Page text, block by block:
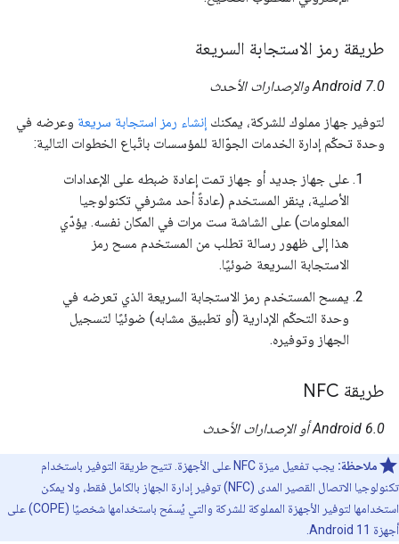
طريقة رمز الاستجابة السريعة
Android 7.0 والإصدارات الأحدث
لتوفير جهاز مملوك للشركة، يمكنك إنشاء رمز استجابة سريعة وعرضه في
وحدة تحكّم إدارة الخدمات الجوّالة للمؤسسات باتّباع الخطوات التالية:
على جهاز جديد أو جهاز تمت إعادة ضبطه على الإعدادات
الأصلية، ينقر المستخدم (عادةً أحد مشرفي تكنولوجيا
المعلومات) على الشاشة ست مرات في المكان نفسه. يؤدّي
هذا إلى ظهور رسالة تطلب من المستخدم مسح رمز
الاستجابة السريعة ضوئيًا.
يمسح المستخدم رمز الاستجابة السريعة الذي تعرضه في
وحدة التحكّم الإدارية (أو تطبيق مشابه) ضوئيًا لتسجيل
الجهاز وتوفيره.
طريقة NFC
‫Android 6.0 أو الإصدارات الأحدث
ملاحظة:
يجب تفعيل ميزة NFC على الأجهزة. تتيح طريقة التوفير باستخدام
تكنولوجيا الاتصال القصير المدى (NFC) توفير إدارة الجهاز بالكامل فقط، ولا يمكن
استخدامها لتوفير الأجهزة المملوكة للشركة والتي يُسمَح باستخدامها شخصيًا (COPE) على
أجهزة Android 11.